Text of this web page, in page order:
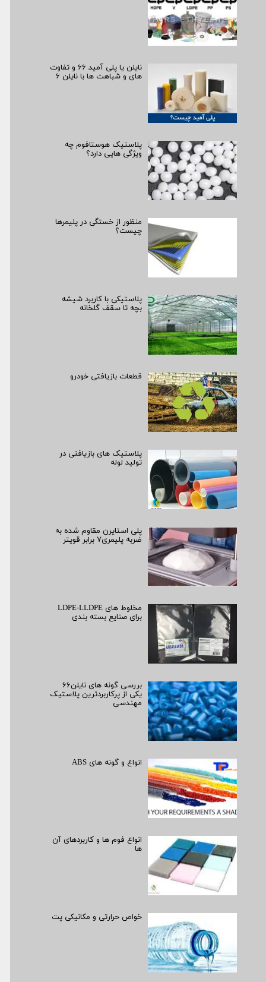
نایلن یا پلی آمید ۶۶ و تفاوت
های و شباهت ها با نایلن ۶
پلاستیک هوستافوم چه
ویژگی هایی دارد؟
منظور از خستگی در پلیمرها
چیست؟
پلاستیکی با کاربرد شیشه
بچه تا سقف گلخانه
قطعات بازیافتی خودرو
پلاستیک های بازیافتی در
تولید لوله
پلی استایرن مقاوم شده به
ضربه پلیمری۷ برابر قویتر
مخلوط های LDPE-LLDPE
برای صنایع بسته بندی
بررسی گونه های نایلن۶۶
یکی از پرکاربردترین پلاستیک
مهندسی
انواع و گونه های ABS
انواع فوم ها و کاربردهای آن
ها
خواص حرارتی و مکانیکی پت